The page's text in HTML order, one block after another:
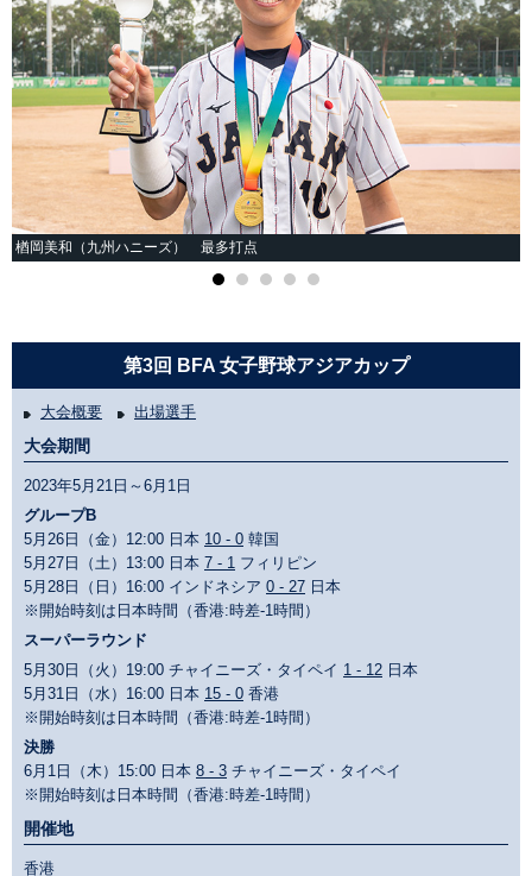
楢岡美和（九州ハニーズ） 最多打点
第3回 BFA 女子野球アジアカップ
大会概要 出場選手
大会期間
2023年5月21日～6月1日
グループB
5月26日（金）12:00 日本 10 - 0 韓国
5月27日（土）13:00 日本 7 - 1 フィリピン
5月28日（日）16:00 インドネシア 0 - 27 日本
※開始時刻は日本時間（香港:時差-1時間）
スーパーラウンド
5月30日（火）19:00 チャイニーズ・タイペイ 1 - 12 日本
5月31日（水）16:00 日本 15 - 0 香港
※開始時刻は日本時間（香港:時差-1時間）
決勝
6月1日（木）15:00 日本 8 - 3 チャイニーズ・タイペイ
※開始時刻は日本時間（香港:時差-1時間）
開催地
香港